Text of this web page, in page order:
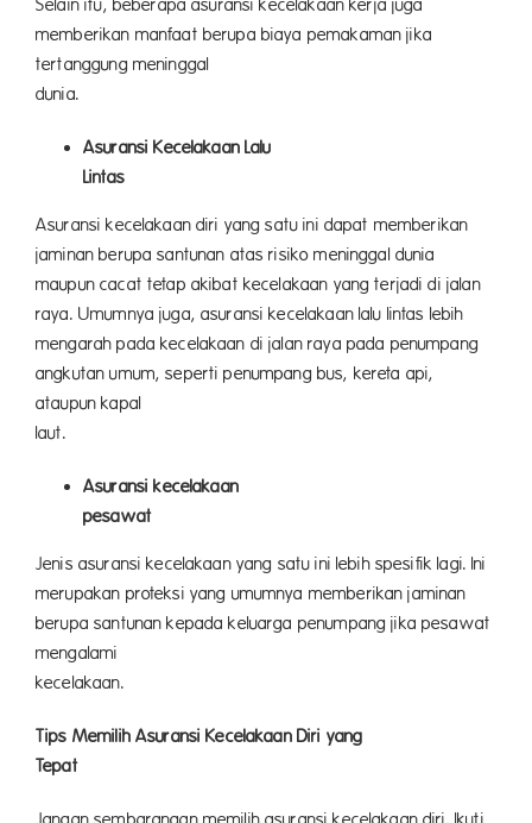
Selain itu, beberapa asuransi kecelakaan kerja juga
memberikan manfaat berupa biaya pemakaman jika
tertanggung meninggal
Asuransi Kecelakaan Lalu
Asuransi kecelakaan diri yang satu ini dapat memberikan
jaminan berupa santunan atas risiko meninggal dunia
maupun cacat tetap akibat kecelakaan yang terjadi di jalan
raya. Umumnya juga, asuransi kecelakaan lalu lintas lebih
mengarah pada kecelakaan di jalan raya pada penumpang
angkutan umum, seperti penumpang bus, kereta api,
ataupun kapal
Asuransi kecelakaan
Jenis asuransi kecelakaan yang satu ini lebih spesifik lagi. Ini
merupakan proteksi yang umumnya memberikan jaminan
berupa santunan kepada keluarga penumpang jika pesawat
mengalami
Tips Memilih Asuransi Kecelakaan Diri yang